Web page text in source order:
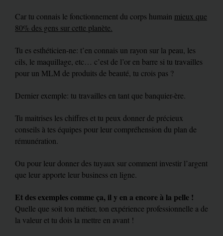
Car tu connais le fonctionnement du corps humain mieux que
80% des gens sur cette planète.
Tu es esthéticien-ne: t’en connais un rayon sur la peau, les
cils, le maquillage, etc… c’est de l’or en barre si tu travailles
pour un MLM de produits de beauté, tu crois pas ?
Dernier exemple: tu travailles en tant que banquier-ère.
Tu maitrises les chiffres et tu peux donner de précieux
conseils à tes équipes pour leur compréhension du plan de
rémunération.
Ou pour leur donner des tuyaux sur comment investir l’argent
que leur apporte leur business en ligne.
Et des exemples comme ça, il y en a encore à la pelle !
Quelle que soit ton métier, ton expérience professionnelle a de
la valeur et tu dois la mettre en avant !